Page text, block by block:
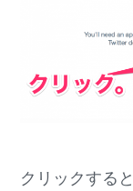
クリックする